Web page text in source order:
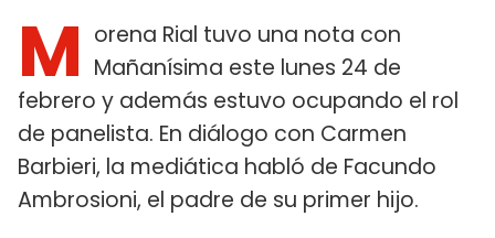
M orena Rial tuvo una nota con
Mañanísima este lunes 24 de
febrero y además estuvo ocupando el rol
de panelista. En diálogo con Carmen
Barbieri, la mediática habló de Facundo
Ambrosioni, el padre de su primer hijo.